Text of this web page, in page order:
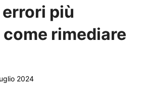
più
rimediare
2024